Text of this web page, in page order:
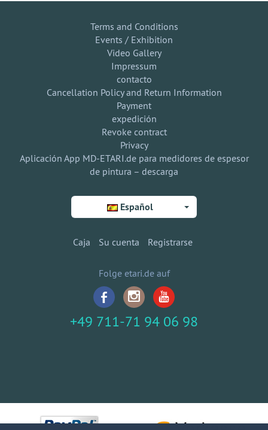
Terms and Conditions
Events / Exhibition
Video Gallery
Impressum
contacto
Cancellation Policy and Return Information
Payment
expedición
Revoke contract
Privacy
Aplicación App MD-ETARI.de para medidores de espesor
de pintura – descarga
Español
Caja Su cuenta Registrarse
Folge etari.de auf
+49 711-71 94 06 98